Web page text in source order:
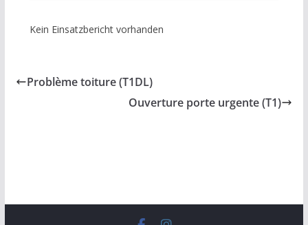
Kein Einsatzbericht vorhanden
Problème toiture (T1DL)
Ouverture porte urgente (T1)